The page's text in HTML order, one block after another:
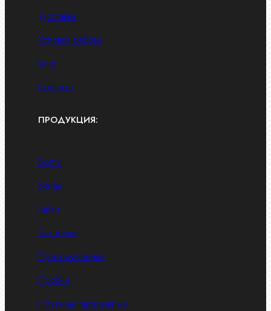
Доставка
Условия работы
Блог
Контакты
ПРОДУКЦИЯ:
Болты
Винты
Гайки
Заклепки
Пресс-масленки
Пробки
Пружины тарельчатые